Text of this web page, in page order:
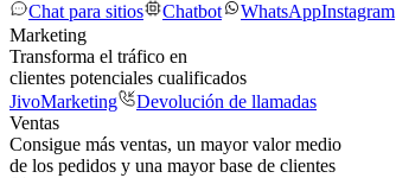
Chat para sitios
Chatbot WhatsAppInstagram
Marketing
Transforma el tráfico en
clientes potenciales cualificados
JivoMarketing
Devolución de llamadas
Ventas
Consigue más ventas, un mayor valor medio
de los pedidos y una mayor base de clientes